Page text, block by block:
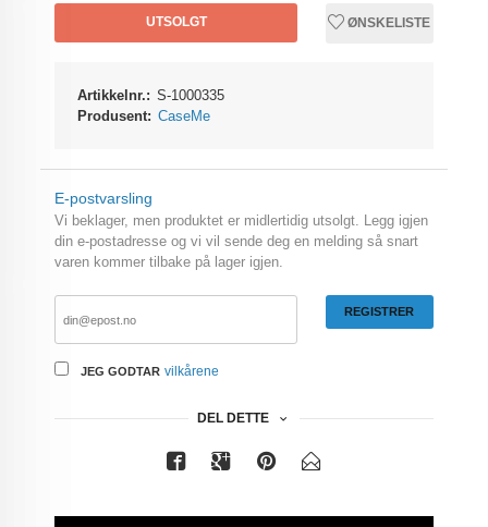
UTSOLGT ØNSKELISTE
Artikkelnr.: S-1000335
Produsent: CaseMe
E-postvarsling
Vi beklager, men produktet er midlertidig utsolgt. Legg igjen
din e-postadresse og vi vil sende deg en melding så snart
varen kommer tilbake på lager igjen.
JEG GODTAR vilkårene
REGISTRER
DEL DETTE